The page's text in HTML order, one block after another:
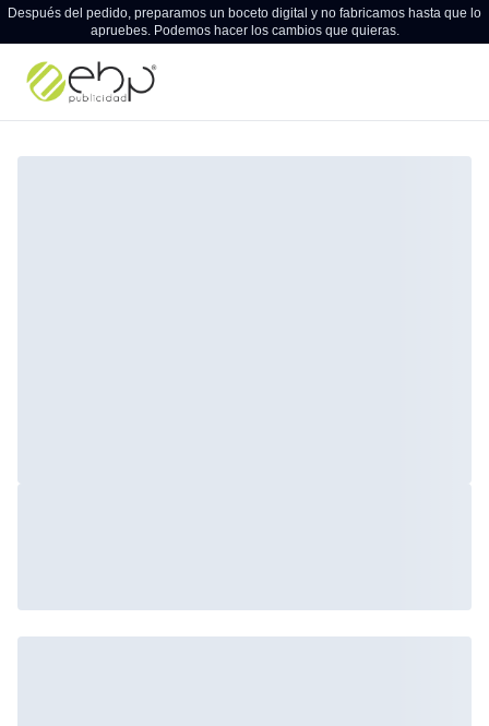
Después del pedido, preparamos un boceto digital y no fabricamos hasta que lo
apruebes. Podemos hacer los cambios que quieras.